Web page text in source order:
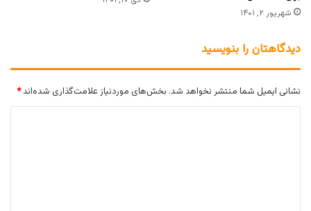
شهریور ۲, ۱۴۰۱
دیدگاهتان را بنویسید
نشانی ایمیل شما منتشر نخواهد شد. بخش‌های موردنیاز علامت‌گذاری شده‌اند*